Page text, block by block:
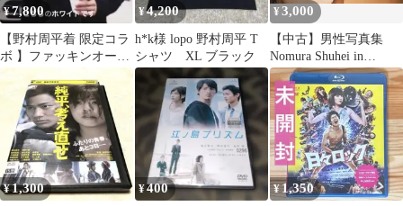
¥7,800
【野村周平着 限定コラ
ボ 】ファッキンオーサ
¥4,200
h*k様 lopo 野村周平 T
シャツ XL ブラック
¥3,000
【中古】男性写真集
Nomura Shuhei in
Kinema 野村周平写真集
¥1,300 ¥400 ¥1,350